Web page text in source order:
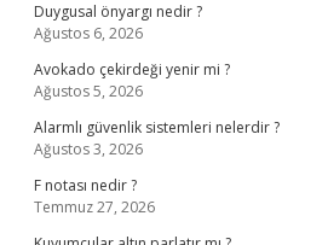
Duygusal önyargı nedir ?
Ağustos 6, 2026
Avokado çekirdeği yenir mi ?
Ağustos 5, 2026
Alarmlı güvenlik sistemleri nelerdir ?
Ağustos 3, 2026
F notası nedir ?
Temmuz 27, 2026